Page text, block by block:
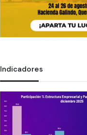
Indicadores